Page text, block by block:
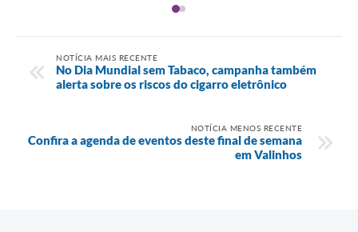
NOTÍCIA MAIS RECENTE
No Dia Mundial sem Tabaco, campanha também
alerta sobre os riscos do cigarro eletrônico
NOTÍCIA MENOS RECENTE
Confira a agenda de eventos deste final de semana
em Valinhos